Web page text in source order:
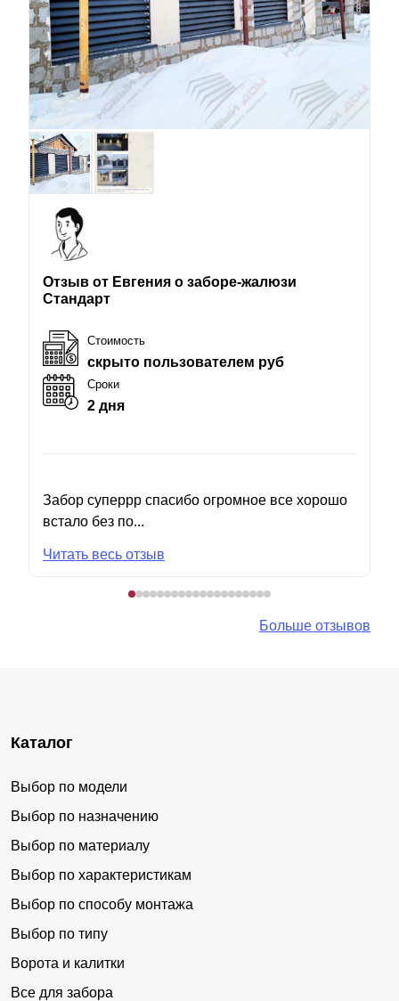
Отзыв от Евгения о заборе-жалюзи
Стандарт
Стоимость
скрыто пользователем руб
Сроки
2 дня
Забор суперрр спасибо огромное все хорошо
встало без по...
Читать весь отзыв
Больше отзывов
Каталог
Выбор по модели
Выбор по назначению
Выбор по материалу
Выбор по характеристикам
Выбор по способу монтажа
Выбор по типу
Ворота и калитки
Все для забора